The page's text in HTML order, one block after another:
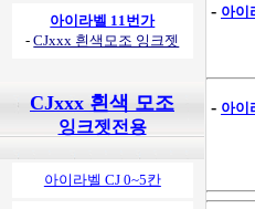
아이라벨 11번가
-CJxxx 흰색모조 잉크젯
CJxxx 흰색 모조
잉크젯전용
아이라벨 CJ 0~5칸
- 아이
- 아이